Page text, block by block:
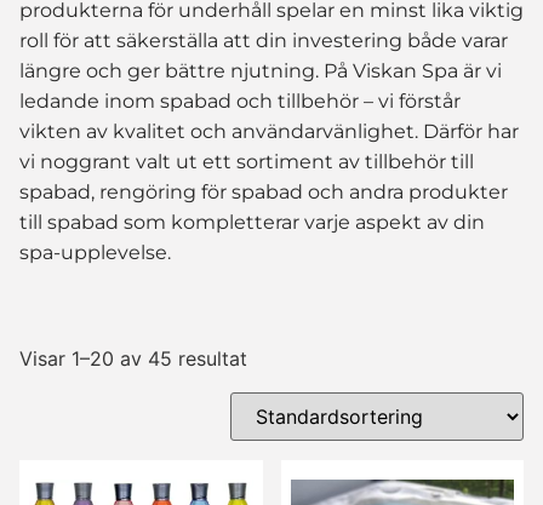
produkterna för underhåll spelar en minst lika viktig
roll för att säkerställa att din investering både varar
längre och ger bättre njutning. På Viskan Spa är vi
ledande inom spabad och tillbehör – vi förstår
vikten av kvalitet och användarvänlighet. Därför har
vi noggrant valt ut ett sortiment av tillbehör till
spabad, rengöring för spabad och andra produkter
till spabad som kompletterar varje aspekt av din
spa-upplevelse.
Visar 1–20 av 45 resultat